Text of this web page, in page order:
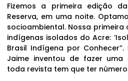
Fizemos a primeira edição
Reserva, em uma noite.
socioambiental. Nossa
indígenas isolados do Acre:
Brasil Indígena por
Jaime inventou de fazer uma
toda revista tem que ter número